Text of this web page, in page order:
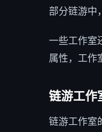
部分链游中
一些工作室
属性，工作
链游工作
链游工作室